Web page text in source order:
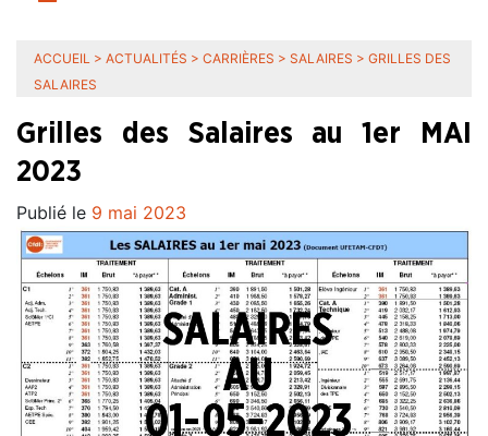
ACCUEIL > ACTUALITÉS > CARRIÈRES > SALAIRES > GRILLES DES
SALAIRES
Grilles des Salaires au 1er MAI
2023
Publié le 9 mai 2023